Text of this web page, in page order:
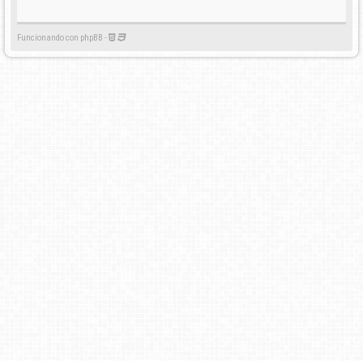
Funcionando con phpBB -